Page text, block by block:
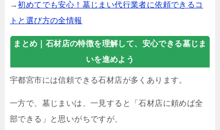
→初めてでも安心！墓じまい代行業者に依頼できるコ
トと選び方の全情報
まとめ｜石材店の特徴を理解して、安心できる墓じま
いを進めよう
宇都宮市には信頼できる石材店が多くあります。
一方で、墓じまいは、一見すると「石材店に頼めば全
部できる」と思いがちですが、